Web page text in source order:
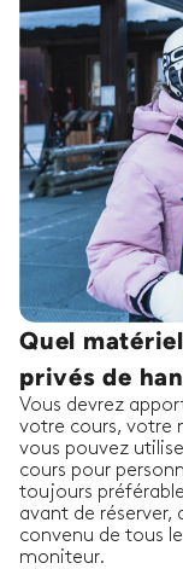
Quel
privés de
Vous devrez
votre cours, votre
vous pouvez
cours pour
toujours
avant de réserver,
convenu de tous
moniteur.